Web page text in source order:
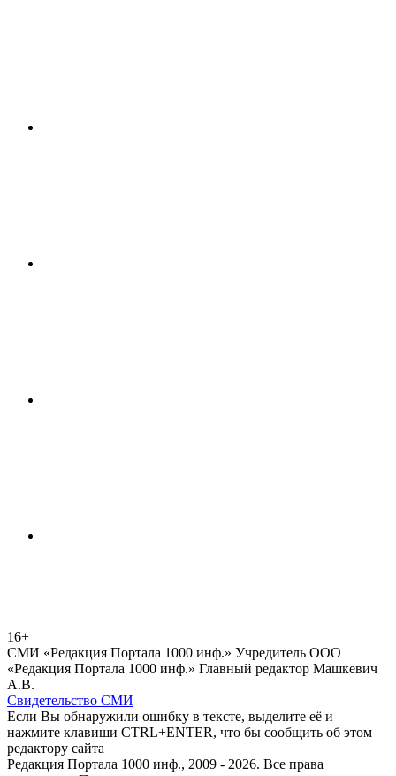
16+
СМИ «Редакция Портала 1000 инф.» Учредитель ООО
«Редакция Портала 1000 инф.» Главный редактор Машкевич
А.В.
Свидетельство СМИ
Если Вы обнаружили ошибку в тексте, выделите её и
нажмите клавиши CTRL+ENTER, что бы сообщить об этом
редактору сайта
Редакция Портала 1000 инф., 2009 - 2026. Все права